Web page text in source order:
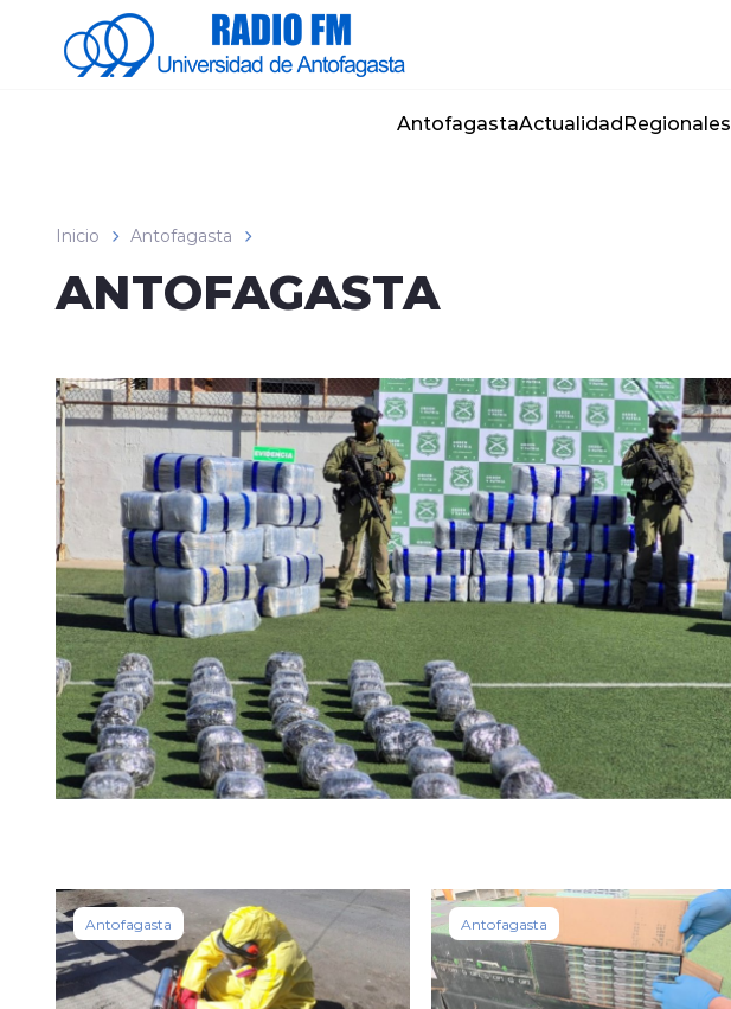
Click acá para ir directamente al contenido
AntofagastaActualidadRegionales
Inicio Antofagasta
ANTOFAGASTA
Antofagasta Antofagasta